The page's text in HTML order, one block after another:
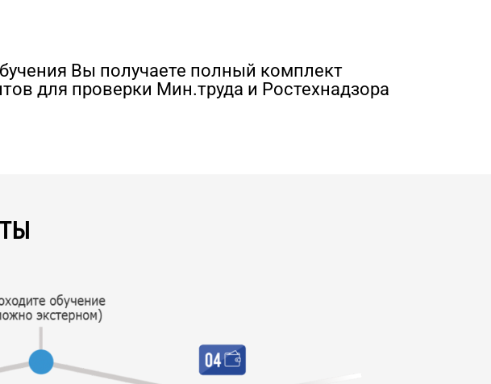
Вы получаете полный комплект
для проверки Мин.труда и Ростехнадзора